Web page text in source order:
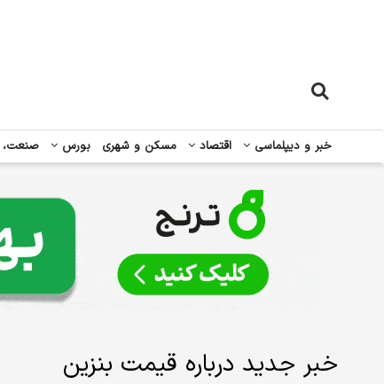
خبر و دیپلماسی اقتصاد مسکن و شهری بورس صنعت،
خبر جدید درباره قیمت بنزین